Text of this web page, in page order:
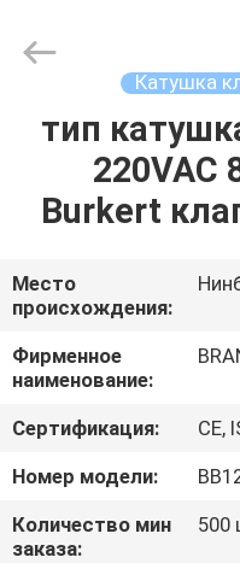
ДОМОЙ
ПРОДУКТЫ
О
НАС
ЭКСКУРСИЯ
ПО
ЗАВОДУ
Катушка
тип
220VAC
Burkert
Место
происхождения:
Фирменное
наименование:
Сертификация:
CE,
Номер модели:
Количество мин
заказа:
500